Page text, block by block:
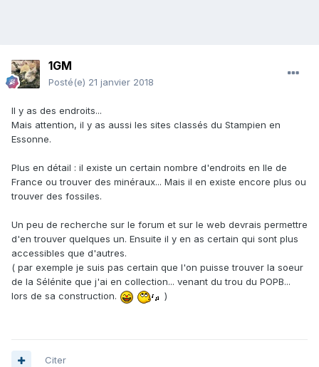
1GM
Posté(e) 21 janvier 2018
Il y as des endroits...
Mais attention, il y as aussi les sites classés du Stampien en
Essonne.
Plus en détail : il existe un certain nombre d'endroits en Ile de
France ou trouver des minéraux... Mais il en existe encore plus ou
trouver des fossiles.
Un peu de recherche sur le forum et sur le web devrais permettre
d'en trouver quelques un. Ensuite il y en as certain qui sont plus
accessibles que d'autres.
( par exemple je suis pas certain que l'on puisse trouver la soeur
de la Sélénite que j'ai en collection... venant du trou du POPB...
lors de sa construction.
)
Citer